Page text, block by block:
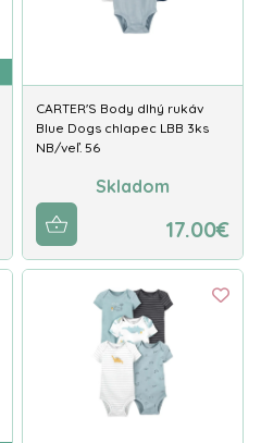
CARTER'S Body dlhý rukáv
Blue Dogs chlapec LBB 3ks
NB/veľ. 56
Skladom
17.00€